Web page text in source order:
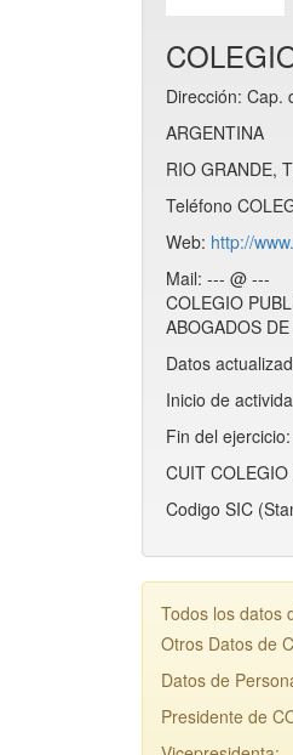
Dirección: Cap.
ARGENTINA
RIO GRANDE,
Teléfono
Web: http://
Mail: --- @ ---
COLEGIO
ABOGADOS
Datos
Inicio de
Fin del
CUIT
Codigo SIC
Todos los datos
Otros Datos de
Datos de
Presidente de